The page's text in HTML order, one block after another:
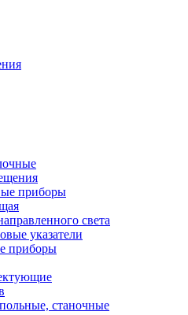
приборы
света
указатели
приборы
станочные